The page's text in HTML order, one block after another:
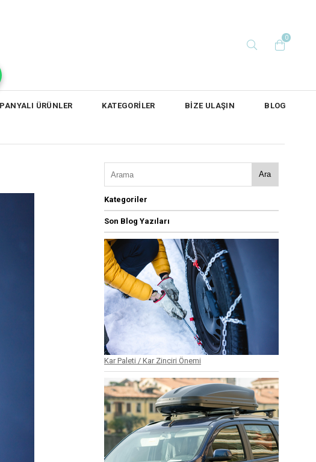
0
ÜRÜNLER KATEGORİLER BİZE ULAŞIN BLOG
Ara
Kategoriler
Son Blog Yazıları
Kar Paleti / Kar Zinciri Önemi